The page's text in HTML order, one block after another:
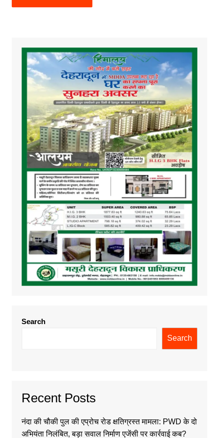
Search
Search
Recent Posts
नंदा की चौकी पुल की एप्रोच रोड क्षतिग्रस्त मामला: PWD के दो
अभियंता निलंबित, बड़ा सवाल निर्माण एजेंसी पर कार्रवाई कब?